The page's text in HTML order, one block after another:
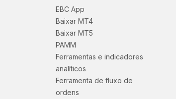
EBC App
Baixar MT4
Baixar MT5
PAMM
Ferramentas e indicadores
analíticos
Ferramenta de fluxo de
ordens